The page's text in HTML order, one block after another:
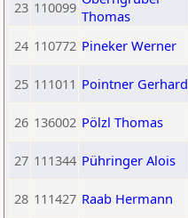
23 110099 Thomas
24 110772 Pineker Werner
25 111011 Pointner Gerhard
26 136002 Pölzl Thomas
27 111344 Pühringer Alois
28 111427 Raab Hermann